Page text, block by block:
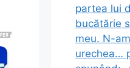
partea lui
bucătărie
meu. N-
urechea…